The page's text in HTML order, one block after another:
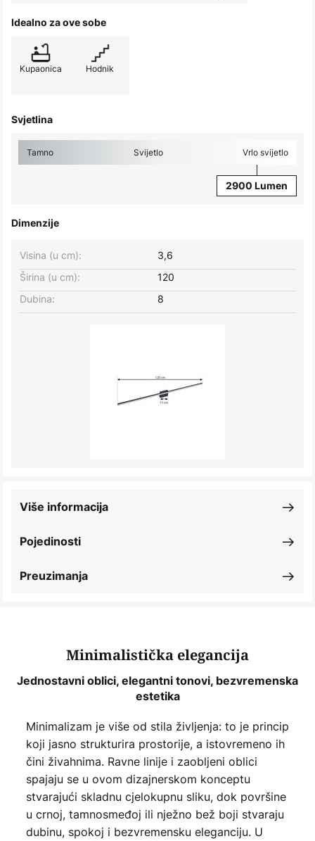
Idealno za ove sobe
Kupaonica Hodnik
Svjetlina
Tamno Svijetlo Vrlo svijetlo
2900 Lumen
Dimenzije
Širina (u cm): 120
Visina (u cm): 3,6
Dubina: 8
Pojedinosti
Više informacija
Preuzimanja
Minimalistička elegancija
Jednostavni oblici, elegantni tonovi, bezvremenska
estetika
Minimalizam je više od stila življenja: to je princip
koji jasno strukturira prostorije, a istovremeno ih
čini živahnima. Ravne linije i zaobljeni oblici
spajaju se u ovom dizajnerskom konceptu
stvarajući skladnu cjelokupnu sliku, dok površine
u crnoj, tamnosmeđoj ili nježno bež boji stvaraju
dubinu, spokoj i bezvremensku eleganciju. U